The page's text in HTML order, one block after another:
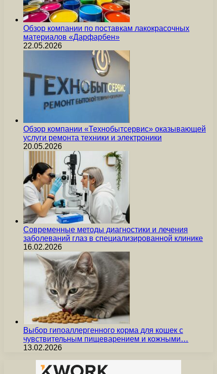
Обзор компании по поставкам лакокрасочных
материалов «Дарфарбен»
22.05.2026
Обзор компании «Технобытсервис» оказывающей
услуги ремонта техники и электроники
20.05.2026
Современные методы диагностики и лечения
заболеваний глаз в специализированной клинике
16.02.2026
Выбор гипоаллергенного корма для кошек с
чувствительным пищеварением и кожными…
13.02.2026